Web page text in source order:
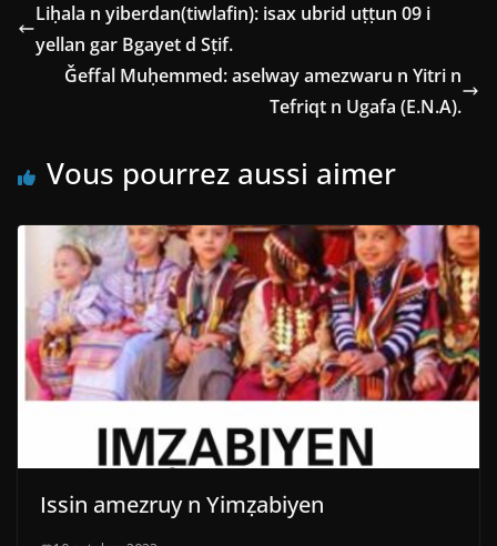
Liḥala n yiberdan(tiwlafin): isax ubrid uṭṭun 09 i
yellan gar Bgayet d Sṭif.
Ǧeffal Muḥemmed: aselway amezwaru n Yitri n
Tefriqt n Ugafa (E.N.A).
Vous pourrez aussi aimer
Issin amezruy n Yimẓabiyen